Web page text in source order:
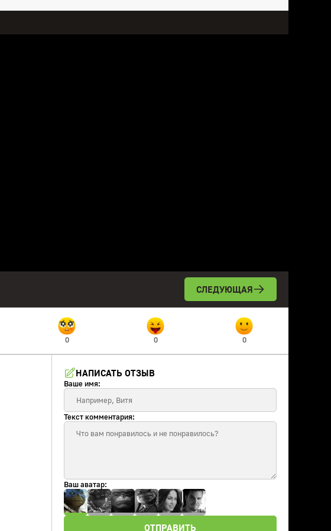
СЛЕДУЮЩАЯ
0 0 0
НАПИСАТЬ ОТЗЫВ
Ваше имя:
Текст комментария:
Ваш аватар:
ОТПРАВИТЬ